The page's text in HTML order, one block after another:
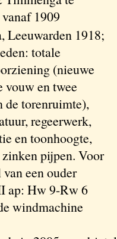
1909
Leeuwarden 1918;
totale
(nieuwe
vouw en twee
de torenruimte),
regeerwerk,
en toonhoogte,
pijpen. Voor
een ouder
ap: Hw 9-Rw 6
windmachine